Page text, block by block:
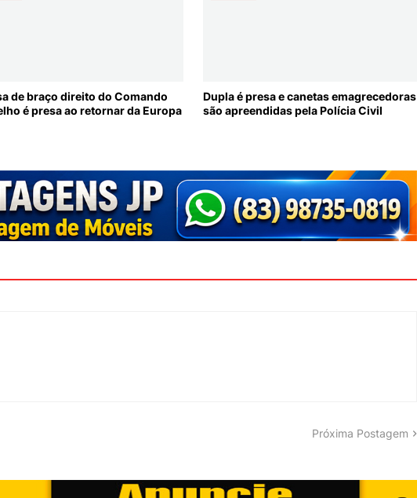
de braço direito do Comando
é presa ao retornar da Europa
Dupla é presa e canetas emagrecedoras
são apreendidas pela Polícia Civil
Próxima Postagem